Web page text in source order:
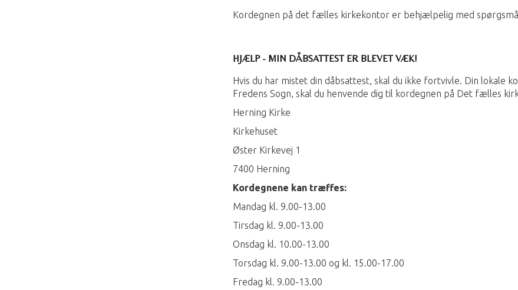
Kordegnen på det fælles kirkekontor er behjælpelig med
HJÆLP - MIN DÅBSATTEST ER BLEVET VÆK!
Hvis du har mistet din dåbsattest, skal du ikke fortvivle. Din lokale
Fredens Sogn, skal du henvende dig til kordegnen på Det fælles
Herning Kirke
Kirkehuset
Øster Kirkevej 1
7400 Herning
Kordegnene kan træffes:
Mandag kl. 9.00-13.00
Tirsdag kl. 9.00-13.00
Onsdag kl. 10.00-13.00
Torsdag kl. 9.00-13.00 og kl. 15.00-17.00
Fredag kl. 9.00-13.00